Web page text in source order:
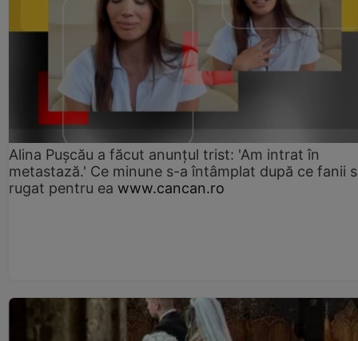
Alina Pușcău a făcut anunțul trist: 'Am intrat în
metastază.' Ce minune s-a întâmplat după ce fanii
rugat pentru ea www.cancan.ro